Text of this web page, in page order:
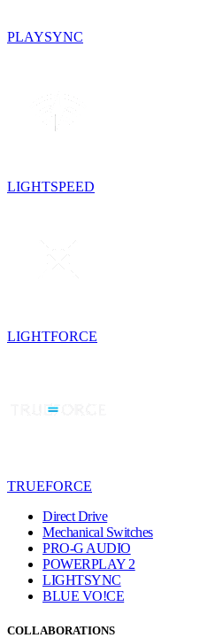
PLAYSYNC
LIGHTSPEED
LIGHTFORCE
TRUEFORCE
Direct Drive
Mechanical Switches
PRO-G AUDIO
POWERPLAY 2
LIGHTSYNC
BLUE VO!CE
COLLABORATIONS